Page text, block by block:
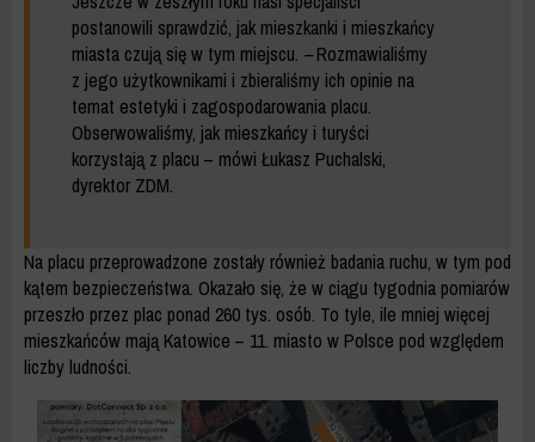
postanowili sprawdzić, jak mieszkanki i mieszkańcy
miasta czują się w tym miejscu. –Rozmawialiśmy
z jego użytkownikami i zbieraliśmy ich opinie na
temat estetyki i zagospodarowania placu.
Obserwowaliśmy, jak mieszkańcy i turyści
korzystają z placu – mówi Łukasz Puchalski,
dyrektor ZDM.
Na placu przeprowadzone zostały również badania ruchu, w tym pod
kątem bezpieczeństwa. Okazało się, że w ciągu tygodnia pomiarów
przeszło przez plac ponad 260 tys. osób. To tyle, ile mniej więcej
mieszkańców mają Katowice – 11. miasto w Polsce pod względem
liczby ludności.